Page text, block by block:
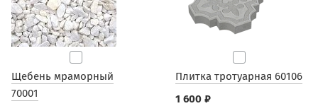
Щебень мраморный
70001
Плитка тротуарная 60106
1 600 ₽